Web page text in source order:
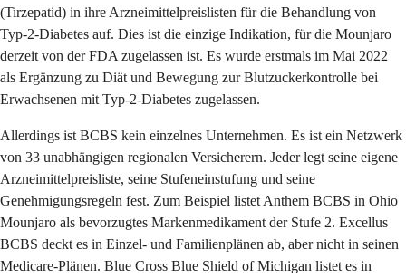
(Tirzepatid) in ihre Arzneimittelpreislisten für die Behandlung von
Typ-2-Diabetes auf. Dies ist die einzige Indikation, für die Mounjaro
derzeit von der FDA zugelassen ist. Es wurde erstmals im Mai 2022
als Ergänzung zu Diät und Bewegung zur Blutzuckerkontrolle bei
Erwachsenen mit Typ-2-Diabetes zugelassen.
Allerdings ist BCBS kein einzelnes Unternehmen. Es ist ein Netzwerk
von 33 unabhängigen regionalen Versicherern. Jeder legt seine eigene
Arzneimittelpreisliste, seine Stufeneinstufung und seine
Genehmigungsregeln fest. Zum Beispiel listet Anthem BCBS in Ohio
Mounjaro als bevorzugtes Markenmedikament der Stufe 2. Excellus
BCBS deckt es in Einzel- und Familienplänen ab, aber nicht in seinen
Medicare-Plänen. Blue Cross Blue Shield of Michigan listet es in